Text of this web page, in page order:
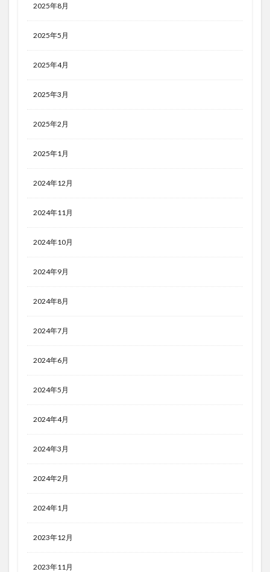
2025年8月
2025年5月
2025年4月
2025年3月
2025年2月
2025年1月
2024年12月
2024年11月
2024年10月
2024年9月
2024年8月
2024年7月
2024年6月
2024年5月
2024年4月
2024年3月
2024年2月
2024年1月
2023年12月
2023年11月